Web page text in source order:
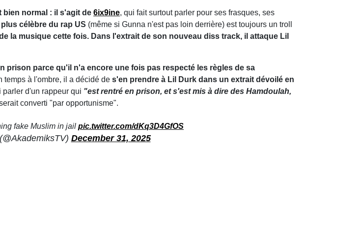
bien normal : il s'agit de 6ix9ine, qui fait surtout parler pour ses frasques, ses
célèbre du rap US (même si Gunna n'est pas loin derrière) est toujours un troll
la musique cette fois. Dans l'extrait de son nouveau diss track, il attaque Lil
prison parce qu'il n'a encore une fois pas respecté les règles de sa
temps à l'ombre, il a décidé de s'en prendre à Lil Durk dans un extrait dévoilé en
parler d'un rappeur qui "est rentré en prison, et s'est mis à dire des Hamdoulah,
converti "par opportunisme".
fake Muslim in jail pic.twitter.com/dKq3D4GfOS
December 31, 2025